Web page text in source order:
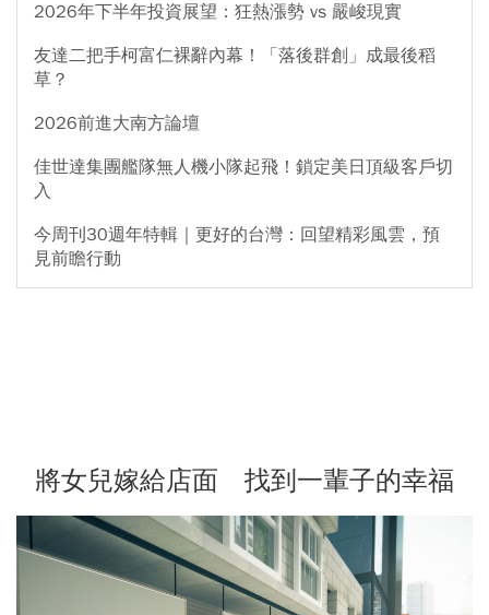
2026年下半年投資展望：狂熱漲勢 vs 嚴峻現實
友達二把手柯富仁裸辭內幕！「落後群創」成最後稻
草？
2026前進大南方論壇
佳世達集團艦隊無人機小隊起飛！鎖定美日頂級客戶切
入
今周刊30週年特輯｜更好的台灣：回望精彩風雲，預
見前瞻行動
將女兒嫁給店面 找到一輩子的幸福